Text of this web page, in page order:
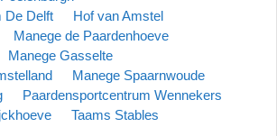
De Delft
Hof van Amstel
Manege de Paardenhoeve
Manege Gasselte
Manege Spaarnwoude
Paardensportcentrum Wennekers
Taams Stables